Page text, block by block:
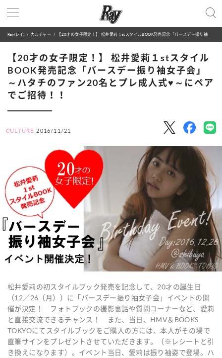
Ray(レイ) カルチャー 【20才の女子限定！】 松井愛莉１stスタイルBOOK発売記念「バースデー振り袖女子会」 ～ハタチのファン20名とプレ成人式♥～にペアでご招待！！
【20才の女子限定！】 松井愛莉１stスタイル
BOOK発売記念「バースデー振り袖女子会」
～ハタチのファン20名とプレ成人式♥～にペア
でご招待！！
CULTURE 2016/11/21
松井愛莉の初スタイルブック発売を記念して、20才の誕生日
（12／26（月））に「バースデー振り袖女子会」イベントの開
催が決定！ フォトブックの撮影裏話や質問コーナーなど、愛莉
と直接交流できるチャンス！ また、当日、HMV＆BOOKS
TOKYOにてスタイルブックをご購入の方には、本人がその場で
直筆サインをプレゼントさせていただきます。（※レシートと引
き換えになります）。イベント当日、愛莉は振り袖姿で登場。ハ